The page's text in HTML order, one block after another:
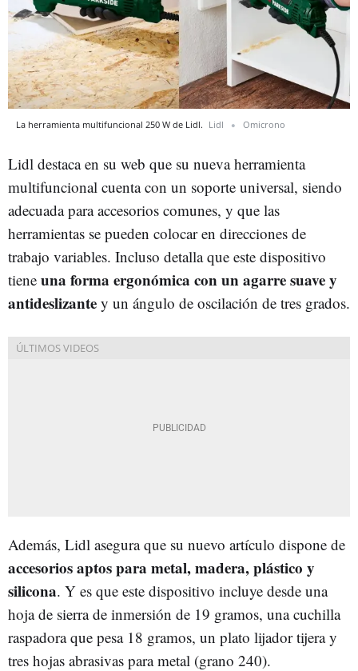
La herramienta multifuncional 250 W de Lidl. Lidl Omicrono
Lidl destaca en su web que su nueva herramienta
multifuncional cuenta con un soporte universal, siendo
adecuada para accesorios comunes, y que las
herramientas se pueden colocar en direcciones de
trabajo variables. Incluso detalla que este dispositivo
tiene una forma ergonómica con un agarre suave y
antideslizante y un ángulo de oscilación de tres grados.
Además, Lidl asegura que su nuevo artículo dispone de
accesorios aptos para metal, madera, plástico y
silicona. Y es que este dispositivo incluye desde una
hoja de sierra de inmersión de 19 gramos, una cuchilla
raspadora que pesa 18 gramos, un plato lijador tijera y
tres hojas abrasivas para metal (grano 240).